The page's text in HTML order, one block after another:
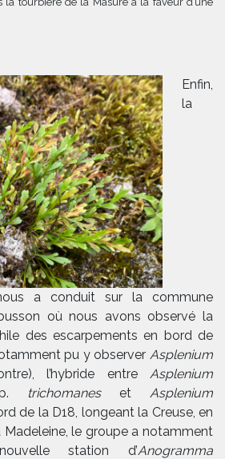
Enfin,
la
a conduit sur la commune
où nous avons observé la
des escarpements en bord de
pu y observer Asplenium
l’hybride entre Asplenium
trichomaneset Asplenium
de la D18, longeant la Creuse, en
le groupe a notamment
station d’Anogramma